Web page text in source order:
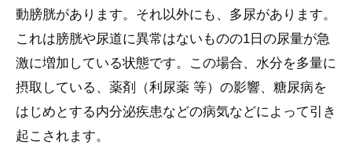
動膀胱があります。それ以外にも、多尿があります。
これは膀胱や尿道に異常はないものの1日の尿量が急
激に増加している状態です。この場合、水分を多量に
摂取している、薬剤（利尿薬 等）の影響、糖尿病を
はじめとする内分泌疾患などの病気などによって引き
起こされます。